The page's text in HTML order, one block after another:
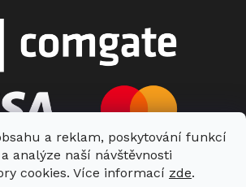
a reklam, poskytování funkcí
analýze naší návštěvnosti
cookies. Více informací zde.